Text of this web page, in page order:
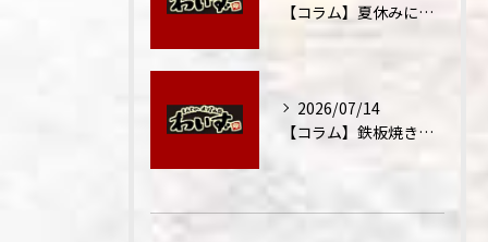
【コラム】夏休みに家族外食が増える理由
2026/07/14
【コラム】鉄板焼きが"コミュニケーション飯"と呼ばれる理由